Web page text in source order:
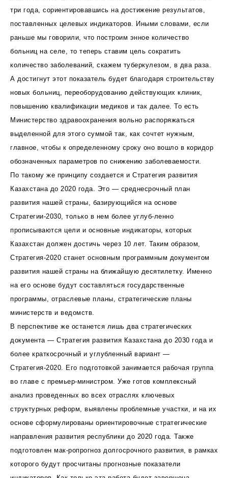
три года, сориентировавшись на достижение результатов,
поставленных целевых индикаторов. Иными словами, если
раньше мы говорили, что построим энное количество
больниц на селе, то теперь ставим цель сократить
количество заболеваний, скажем туберкулезом, в два раза.
А достигнут этот показатель будет благодаря строительству
новых больниц, переоборудованию действующих клиник,
повышению квалификации медиков и так далее. То есть
Министерство здравоохранения вольно распоряжаться
выделенной для этого суммой так, как сочтет нужным,
главное, чтобы к определенному сроку оно вошло в коридор
обозначенных параметров по снижению заболеваемости.
По такому же принципу создается и Стратегия развития
Казахстана до 2020 года. Это — среднесрочный план
развития нашей страны, базирующийся на основе
Стратегии-2030, только в нем более углуб-ленно
прописываются цели и основные индикаторы, которых
Казахстан должен достичь через 10 лет. Таким образом,
Стратегия-2020 станет основным программным документом
развития нашей страны на ближайшую десятилетку. Именно
на его основе будут составляться государственные
программы, отраслевые планы, стратегические планы
министерств и ведомств.
В перспективе же останется лишь два стратегических
документа — Стратегия развития Казахстана до 2030 года и
более краткосрочный и углубленный вариант —
Стратегия-2020. Его подготовкой занимается рабочая группа
во главе с премьер-министром. Уже готов комплексный
анализ проведенных во всех отраслях ключевых
структурных реформ, выявлены проблемные участки, и на их
основе сформулированы ориентировочные стратегические
направления развития республики до 2020 года. Также
подготовлен мак-ропрогноз долгосрочного развития, в рамках
которого будут просчитаны прогнозные показатели